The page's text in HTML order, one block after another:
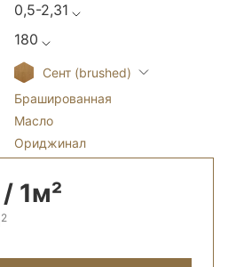
0,5-2,31
180
Сент (brushed)
Брашированная
Масло
Ориджинал
1м²
2